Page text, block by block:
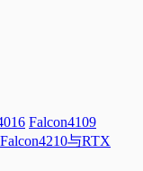
Falcon4109
Falcon4210与RTX